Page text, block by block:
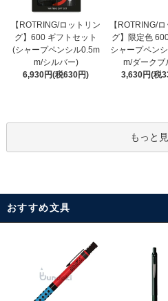
【ROTRING/ロットリン
グ】600 ギフトセット
(シャープペンシル0.5m
m/シルバー)
6,930円(税630円)
【ROTRING/
グ】限定色
シャープペン
m/ダークブ
3,630円(税
もっと
おすすめ文具